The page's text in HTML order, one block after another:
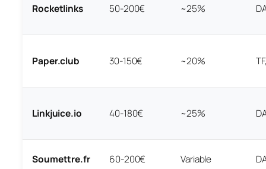
Rocketlinks 50-200€ ~25%
Paper.club 30-150€ ~20%
Linkjuice.io 40-180€ ~25%
Soumettre.fr 60-200€ Variable